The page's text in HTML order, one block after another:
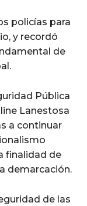
policías para
y recordó
de
Pública
Lanestosa
a continuar
finalidad de
demarcación.
de las